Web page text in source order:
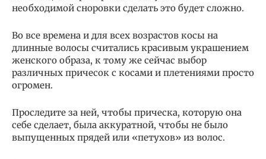
необходимой сноровки сделать это будет сложно.
Во все времена и для всех возрастов косы на
длинные волосы считались красивым украшением
женского образа, к тому же сейчас выбор
различных причесок с косами и плетениями просто
огромен.
Проследите за ней, чтобы прическа, которую она
себе сделает, была аккуратной, чтобы не было
выпущенных прядей или «петухов» из волос.